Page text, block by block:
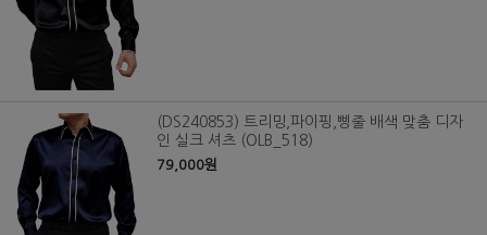
(DS240853) 트리밍,파이핑,삥줄 배색 맞춤 디자
인 실크 셔츠 (OLB_518)
79,000원